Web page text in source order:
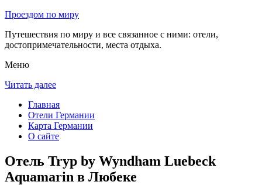
Проездом по миру
Путешествия по миру и все связанное с ними: отели,
достопримечательности, места отдыха.
Меню
Читать далее
Главная
Отели Германии
Карта Германии
О сайте
Отель Tryp by Wyndham Luebeck
Aquamarin в Любеке